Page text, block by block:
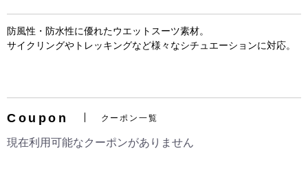
防風性・防水性に優れたウエットスーツ素材。
サイクリングやトレッキングなど様々なシチュエーションに対応。
Coupon クーポン一覧
現在利用可能なクーポンがありません